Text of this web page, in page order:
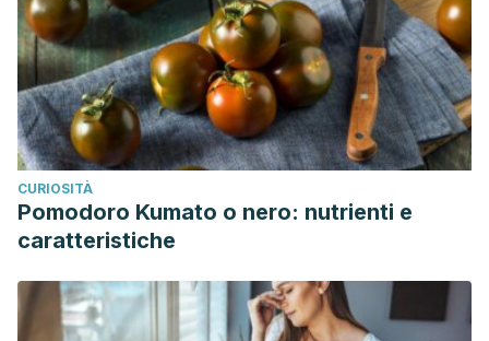
CURIOSITÀ
Pomodoro Kumato o nero: nutrienti e
caratteristiche